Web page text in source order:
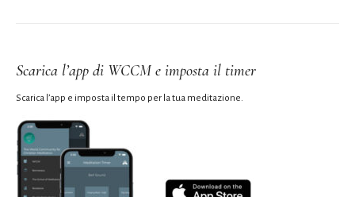
Scarica l’app di WCCM e imposta il timer
Scarica l’app e imposta il tempo per la tua meditazione.